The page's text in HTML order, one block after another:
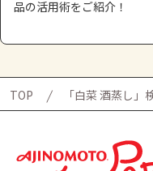
品の活用術をご紹介！
TOP 「白菜 酒蒸し」